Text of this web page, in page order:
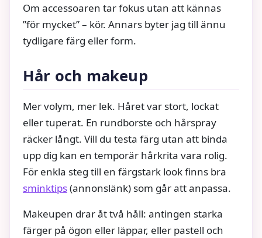
Om accessoaren tar fokus utan att kännas
”för mycket” – kör. Annars byter jag till ännu
tydligare färg eller form.
Hår och makeup
Mer volym, mer lek. Håret var stort, lockat
eller tuperat. En rundborste och hårspray
räcker långt. Vill du testa färg utan att binda
upp dig kan en temporär hårkrita vara rolig.
För enkla steg till en färgstark look finns bra
sminktips(annonslänk) som går att anpassa.
Makeupen drar åt två håll: antingen starka
färger på ögon eller läppar, eller pastell och